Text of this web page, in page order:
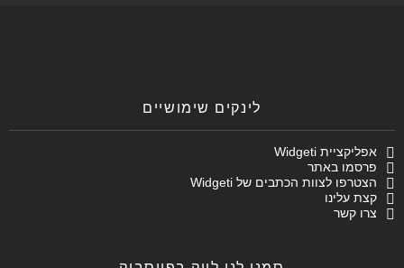
לינקים שימושיים
אפליקציית Widgeti
פרסמו באתר
הצטרפו לצוות הכתבים של Widgeti
קצת עלינו
צרו קשר